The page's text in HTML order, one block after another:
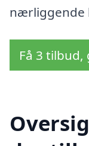
nærliggende
Få 3